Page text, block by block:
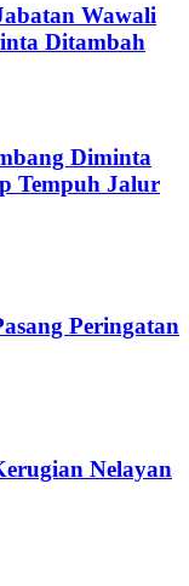
Wawali
Ditambah
Diminta
Tempuh Jalur
Peringatan
Nelayan